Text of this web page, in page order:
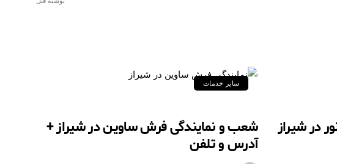
سایر خدمات
شعب و نمایندگی فرش ساوین در شیراز +
آدرس و تلفن
در شیراز